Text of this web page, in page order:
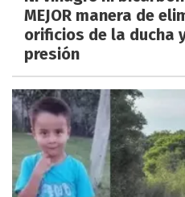
MEJOR manera de
orificios de la ducha y
presión